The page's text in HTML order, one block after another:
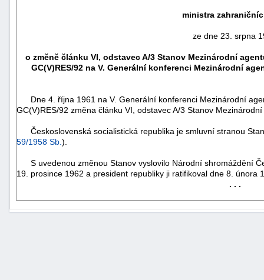
ministra
ze dne 23. srpna
o změně článku VI, odstavec A/3 Stanov Mezinárodní
GC(V)RES/92 na V. Generální konferenci Mezinárodní
Dne 4. října 1961 na V. Generální konferenci Mezinárodní
GC(V)RES/92 změna článku VI, odstavec A/3 Stanov
Československá socialistická republika je smluvní stranou
59/1958 Sb. ).
S uvedenou změnou Stanov vyslovilo Národní shromáždění
19. prosince 1962 a president republiky ji ratifikoval dne 8. února
. . .
škody